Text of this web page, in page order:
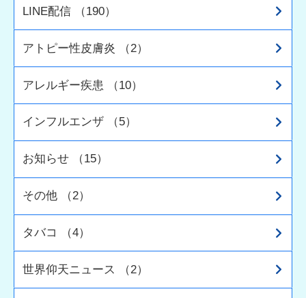
LINE配信 （190）
アトピー性皮膚炎 （2）
アレルギー疾患 （10）
インフルエンザ （5）
お知らせ （15）
その他 （2）
タバコ （4）
世界仰天ニュース （2）